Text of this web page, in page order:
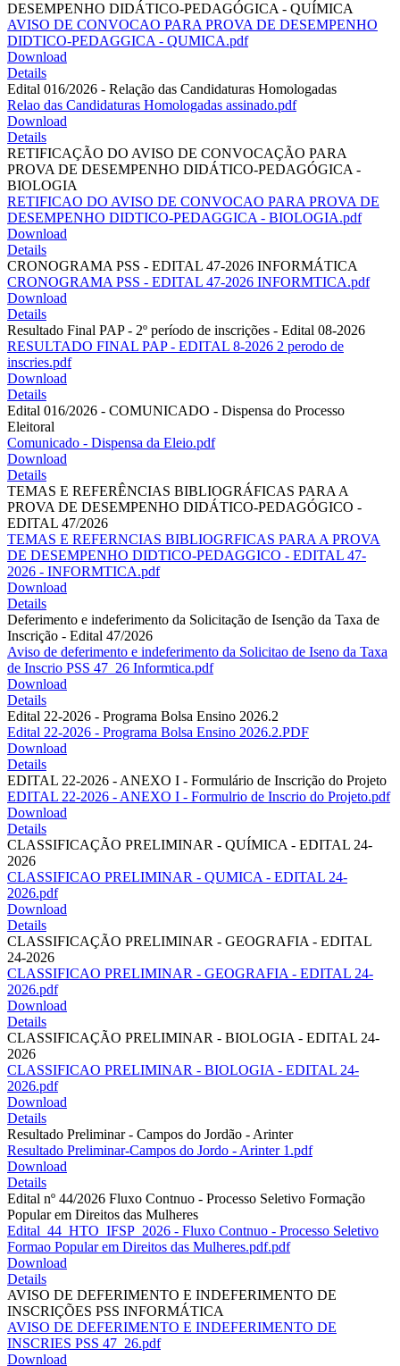
DESEMPENHO DIDÁTICO-PEDAGÓGICA - QUÍMICA
AVISO DE CONVOCAO PARA PROVA DE DESEMPENHO
DIDTICO-PEDAGGICA - QUMICA.pdf
Download
Details
Edital 016/2026 - Relação das Candidaturas Homologadas
Relao das Candidaturas Homologadas assinado.pdf
Download
Details
RETIFICAÇÃO DO AVISO DE CONVOCAÇÃO PARA
PROVA DE DESEMPENHO DIDÁTICO-PEDAGÓGICA -
BIOLOGIA
RETIFICAO DO AVISO DE CONVOCAO PARA PROVA DE
DESEMPENHO DIDTICO-PEDAGGICA - BIOLOGIA.pdf
Download
Details
CRONOGRAMA PSS - EDITAL 47-2026 INFORMÁTICA
CRONOGRAMA PSS - EDITAL 47-2026 INFORMTICA.pdf
Download
Details
Resultado Final PAP - 2º período de inscrições - Edital 08-2026
RESULTADO FINAL PAP - EDITAL 8-2026 2 perodo de
inscries.pdf
Download
Details
Edital 016/2026 - COMUNICADO - Dispensa do Processo
Eleitoral
Comunicado - Dispensa da Eleio.pdf
Download
Details
TEMAS E REFERÊNCIAS BIBLIOGRÁFICAS PARA A
PROVA DE DESEMPENHO DIDÁTICO-PEDAGÓGICO -
EDITAL 47/2026
TEMAS E REFERNCIAS BIBLIOGRFICAS PARA A PROVA
DE DESEMPENHO DIDTICO-PEDAGGICO - EDITAL 47-
2026 - INFORMTICA.pdf
Download
Details
Deferimento e indeferimento da Solicitação de Isenção da Taxa de
Inscrição - Edital 47/2026
Aviso de deferimento e indeferimento da Solicitao de Iseno da Taxa
de Inscrio PSS 47_26 Informtica.pdf
Download
Details
Edital 22-2026 - Programa Bolsa Ensino 2026.2
Edital 22-2026 - Programa Bolsa Ensino 2026.2.PDF
Download
Details
EDITAL 22-2026 - ANEXO I - Formulário de Inscrição do Projeto
EDITAL 22-2026 - ANEXO I - Formulrio de Inscrio do Projeto.pdf
Download
Details
CLASSIFICAÇÃO PRELIMINAR - QUÍMICA - EDITAL 24-
2026
CLASSIFICAO PRELIMINAR - QUMICA - EDITAL 24-
2026.pdf
Download
Details
CLASSIFICAÇÃO PRELIMINAR - GEOGRAFIA - EDITAL
24-2026
CLASSIFICAO PRELIMINAR - GEOGRAFIA - EDITAL 24-
2026.pdf
Download
Details
CLASSIFICAÇÃO PRELIMINAR - BIOLOGIA - EDITAL 24-
2026
CLASSIFICAO PRELIMINAR - BIOLOGIA - EDITAL 24-
2026.pdf
Download
Details
Resultado Preliminar - Campos do Jordão - Arinter
Resultado Preliminar-Campos do Jordo - Arinter 1.pdf
Download
Details
Edital nº 44/2026 Fluxo Contnuo - Processo Seletivo Formação
Popular em Direitos das Mulheres
Edital_44_HTO_IFSP_2026 - Fluxo Contnuo - Processo Seletivo
Formao Popular em Direitos das Mulheres.pdf.pdf
Download
Details
AVISO DE DEFERIMENTO E INDEFERIMENTO DE
INSCRIÇÕES PSS INFORMÁTICA
AVISO DE DEFERIMENTO E INDEFERIMENTO DE
INSCRIES PSS 47_26.pdf
Download